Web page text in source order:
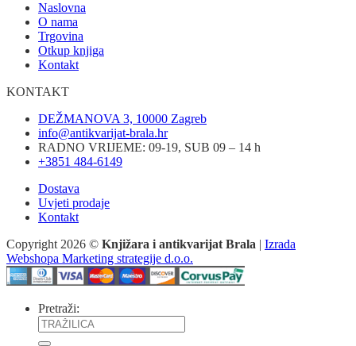
Naslovna
O nama
Trgovina
Otkup knjiga
Kontakt
KONTAKT
DEŽMANOVA 3, 10000 Zagreb
info@antikvarijat-brala.hr
RADNO VRIJEME: 09-19, SUB 09 – 14 h
+3851 484-6149
Dostava
Uvjeti prodaje
Kontakt
Copyright 2026 © Knjižara i antikvarijat Brala | Izrada
Webshopa Marketing strategije d.o.o.
Pretraži: